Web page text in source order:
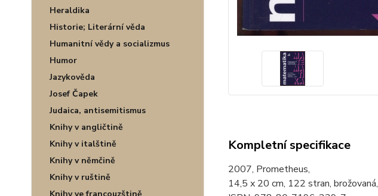
Heraldika
Historie; Literární věda
Humanitní vědy a socializmus
Humor
Jazykověda
Josef Čapek
Judaica, antisemitismus
Knihy v angličtině
Knihy v italštině
Knihy v němčině
Knihy v ruštině
Kompletní specifikace
2007, Prometheus,
14,5 x 20 cm, 122 stran, brožovaná,